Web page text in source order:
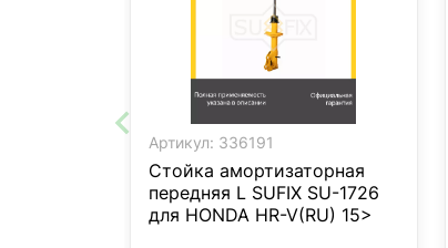
Артикул: 336191
Стойка амортизаторная
передняя L SUFIX SU-1726
для HONDA HR-V(RU) 15>